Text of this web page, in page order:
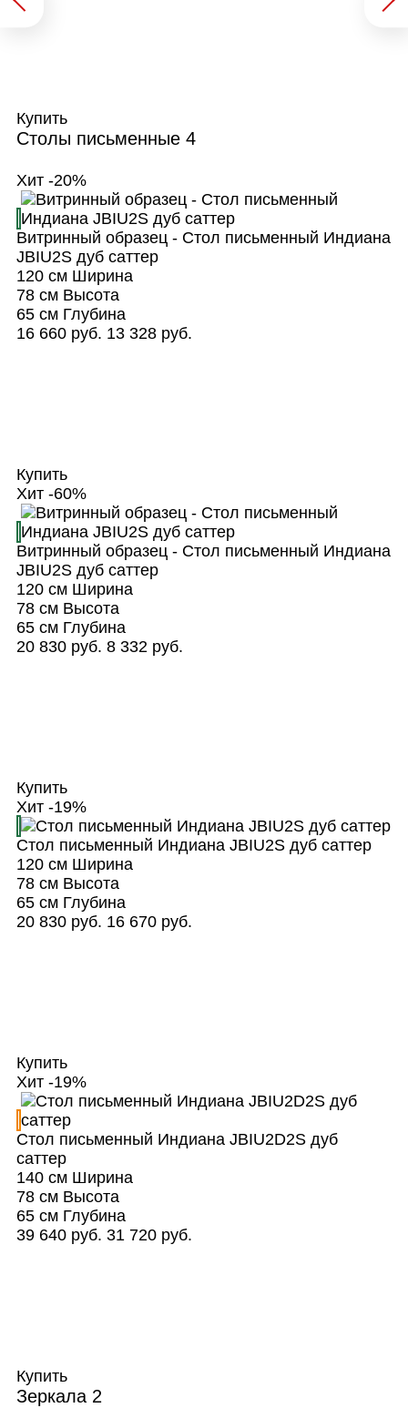
Купить
Столы письменные 4
Хит -20%
Витринный образец - Стол письменный Индиана
JBIU2S дуб саттер
120 смШирина
78 смВысота
65 смГлубина
16 660 руб. 13 328 руб.
Купить
Хит -60%
Витринный образец - Стол письменный Индиана
JBIU2S дуб саттер
120 смШирина
78 смВысота
65 смГлубина
20 830 руб. 8 332 руб.
Купить
Хит -19%
Стол письменный Индиана JBIU2S дуб саттер
120 смШирина
78 смВысота
65 смГлубина
20 830 руб. 16 670 руб.
Купить
Хит -19%
Стол письменный Индиана JBIU2D2S дуб
саттер
140 смШирина
78 смВысота
65 смГлубина
39 640 руб. 31 720 руб.
Купить
Зеркала 2